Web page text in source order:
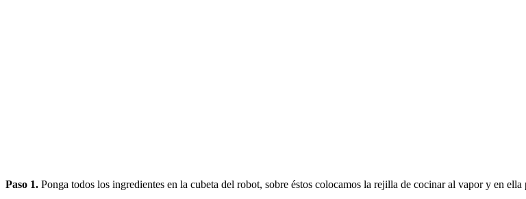
Paso 1. Ponga todos los ingredientes en la cubeta del robot, sobre éstos colocamos la rejilla de cocinar al vapor y en